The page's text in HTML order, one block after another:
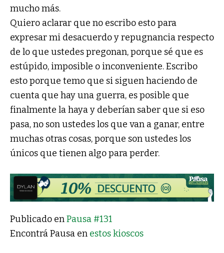
mucho más.
Quiero aclarar que no escribo esto para
expresar mi desacuerdo y repugnancia respecto
de lo que ustedes pregonan, porque sé que es
estúpido, imposible o inconveniente. Escribo
esto porque temo que si siguen haciendo de
cuenta que hay una guerra, es posible que
finalmente la haya y deberían saber que si eso
pasa, no son ustedes los que van a ganar, entre
muchas otras cosas, porque son ustedes los
únicos que tienen algo para perder.
Publicado enPausa #131
Encontrá Pausa en estos kioscos